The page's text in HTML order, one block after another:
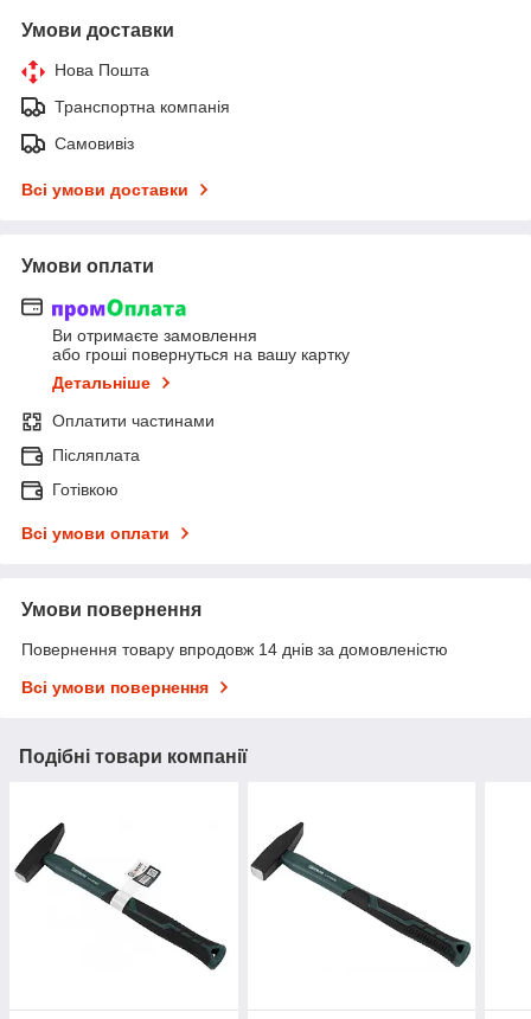
Умови доставки
Нова Пошта
Транспортна компанія
Самовивіз
Всі умови доставки
Умови оплати
Ви отримаєте замовлення
або гроші повернуться на вашу картку
Детальніше
Оплатити частинами
Післяплата
Готівкою
Всі умови оплати
Умови повернення
Повернення товару впродовж 14 днів за домовленістю
Всі умови повернення
Подібні товари компанії